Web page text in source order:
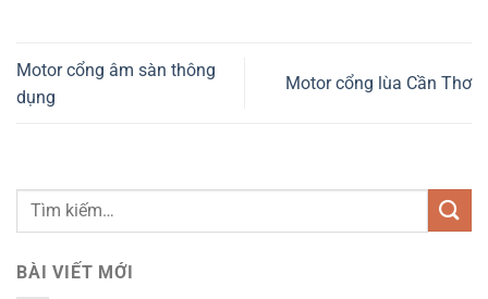
Motor cổng âm sàn thông
dụng
Motor cổng lùa Cần Thơ
BÀI VIẾT MỚI